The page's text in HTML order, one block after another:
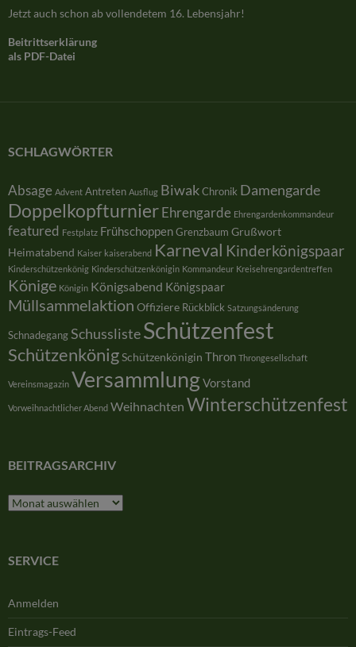
Jetzt auch schon ab vollendetem 16. Lebensjahr!
Beitrittserklärung
als PDF-Datei
SCHLAGWÖRTER
Absage Advent Antreten Ausflug BiwakChronik Damengarde
DoppelkopfturnierEhrengarde Ehrengardenkommandeur
featured Festplatz FrühschoppenGrenzbaum Grußwort
Heimatabend Kaiser kaiserabend Karneval Kinderkönigspaar
Kinderschützenkönig Kinderschützenkönigin Kommandeur Kreisehrengardentreffen
Könige Königin Königsabend Königspaar
Müllsammelaktion Offiziere Rückblick Satzungsänderung
SchnadegangSchusslisteSchützenfest
SchützenkönigSchützenkönigin Thron Throngesellschaft
Vereinsmagazin VersammlungVorstand
Vorweihnachtlicher Abend Weihnachten Winterschützenfest
BEITRAGSARCHIV
Beitragsarchiv
SERVICE
Anmelden
Eintrags-Feed